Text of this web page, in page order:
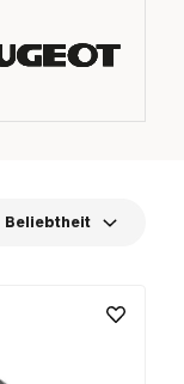
Beliebtheit